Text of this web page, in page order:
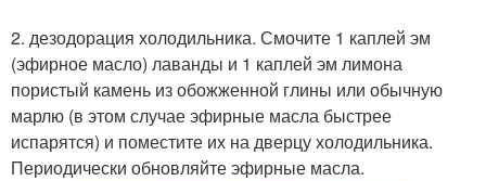
2. дезодорация холодильника. Смочите 1 каплей эм
(эфирное масло) лаванды и 1 каплей эм лимона
пористый камень из обожженной глины или обычную
марлю (в этом случае эфирные масла быстрее
испарятся) и поместите их на дверцу холодильника.
Периодически обновляйте эфирные масла.